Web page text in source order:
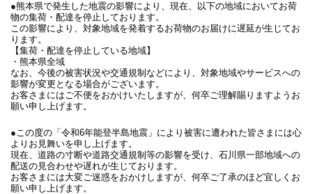
●熊本県で発生した地震の影響により、現在、以下の地域においてお荷
物の集荷・配達を停止しております。
この影響により、対象地域を発着するお荷物のお届けに遅延が生じてお
ります。
【集荷・配達を停止している地域】
・熊本県全域
なお、今後の被害状況や交通規制などにより、対象地域やサービスへの
影響が変更となる場合がございます。
お客さまにはご不便をおかけいたしますが、何卒ご理解賜りますようお
願い申し上げます。
●この度の「令和6年能登半島地震」により被害に遭われた皆さまには心
よりお見舞いを申し上げます。
現在、道路の寸断や道路交通規制等の影響を受け、石川県一部地域への
配送の見合わせや遅れが生じております。
お客さまには大変ご迷惑をおかけしますが、何卒ご了承のほど宜しくお
願い申し上げます。